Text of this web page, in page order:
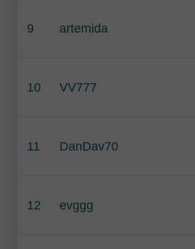
9 artemida
10 VV777
11 DanDav70
12 evggg